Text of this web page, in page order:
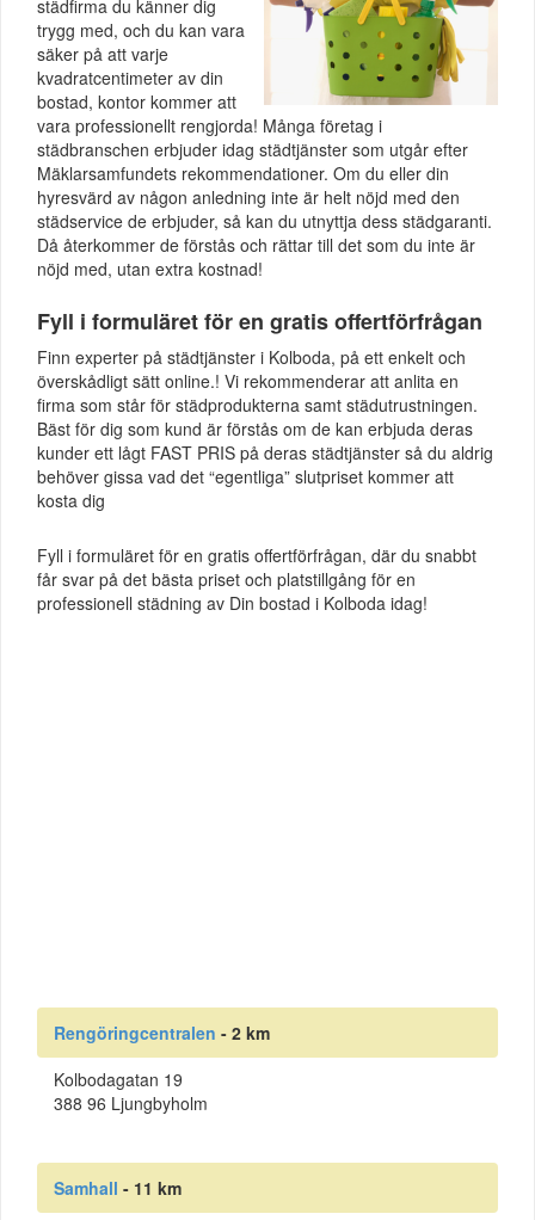
städfirma du känner dig
trygg med, och du kan vara
säker på att varje
kvadratcentimeter av din
bostad, kontor kommer att
vara professionellt rengjorda! Många företag i
städbranschen erbjuder idag städtjänster som utgår efter
Mäklarsamfundets rekommendationer. Om du eller din
hyresvärd av någon anledning inte är helt nöjd med den
städservice de erbjuder, så kan du utnyttja dess städgaranti.
Då återkommer de förstås och rättar till det som du inte är
nöjd med, utan extra kostnad!
Fyll i formuläret för en gratis offertförfrågan
Finn experter på städtjänster i Kolboda, på ett enkelt och
överskådligt sätt online.! Vi rekommenderar att anlita en
firma som står för städprodukterna samt städutrustningen.
Bäst för dig som kund är förstås om de kan erbjuda deras
kunder ett lågt FAST PRIS på deras städtjänster så du aldrig
behöver gissa vad det “egentliga” slutpriset kommer att
kosta dig
Fyll i formuläret för en gratis offertförfrågan, där du snabbt
får svar på det bästa priset och platstillgång för en
professionell städning av Din bostad i Kolboda idag!
Rengöringcentralen - 2 km
Kolbodagatan 19
388 96 Ljungbyholm
Samhall - 11 km